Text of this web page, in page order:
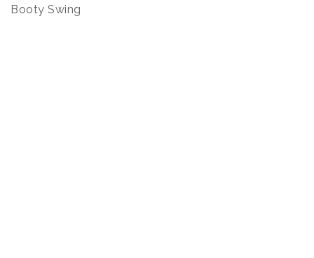
Booty Swing